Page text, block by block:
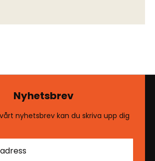
Nyhetsbrev
nyhetsbrev kan du skriva upp dig